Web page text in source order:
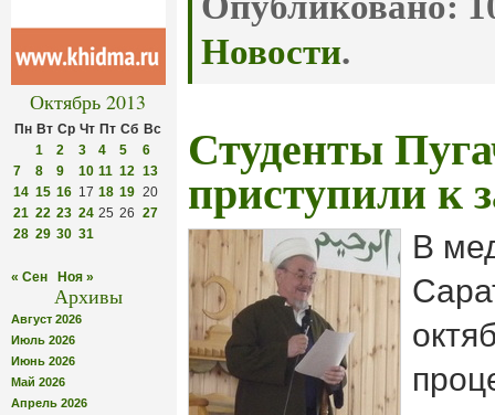
Октябрь 2013
Пн Вт Ср Чт Пт Сб Вс
1
2 3 4 5
6
7
8 9 10 11 12 13
14 15 16 17 18 19 20
21 22 23 24 25 26 27
28 29 30 31
« Сен Ноя »
Архивы
Август 2026
Июль 2026
Июнь 2026
Май 2026
Апрель 2026
Новости.
Студенты
приступили к
В